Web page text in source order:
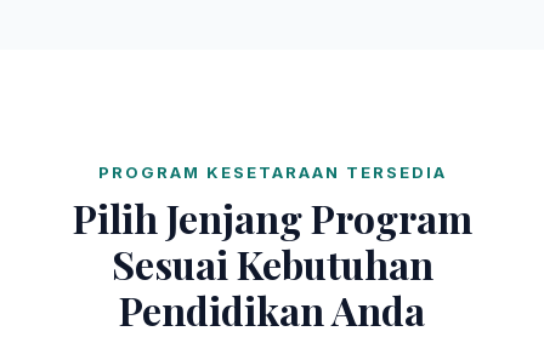
PROGRAM KESETARAAN TERSEDIA
Pilih Jenjang Program
Sesuai Kebutuhan
Pendidikan Anda